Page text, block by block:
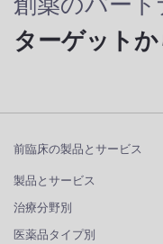
ターゲット
前臨床の製品とサービス
製品とサービス
治療分野別
医薬品タイプ別